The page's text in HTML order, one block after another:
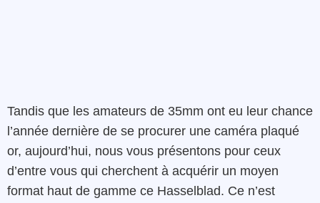
Tandis que les amateurs de 35mm ont eu leur chance
l’année dernière de se procurer une caméra plaqué
or, aujourd’hui, nous vous présentons pour ceux
d’entre vous qui cherchent à acquérir un moyen
format haut de gamme ce Hasselblad. Ce n’est